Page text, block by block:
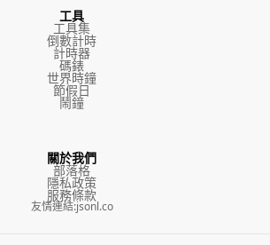
工具
工具集
倒數計時
計時器
碼錶
世界時鐘
節假日
鬧鐘
關於我們
部落格
隱私政策
服務條款
友情連結:jsonl.co